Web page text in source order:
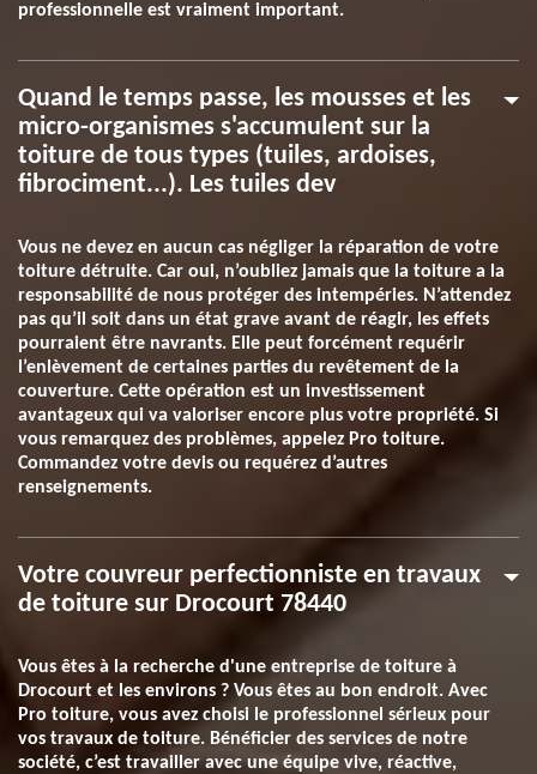
professionnelle est vraiment important.
Quand le temps passe, les mousses et les
micro-organismes s'accumulent sur la
toiture de tous types (tuiles, ardoises,
fibrociment...). Les tuiles dev
Vous ne devez en aucun cas négliger la réparation de votre
toiture détruite. Car oui, n’oubliez jamais que la toiture a la
responsabilité de nous protéger des intempéries. N’attendez
pas qu’il soit dans un état grave avant de réagir, les effets
pourraient être navrants. Elle peut forcément requérir
l’enlèvement de certaines parties du revêtement de la
couverture. Cette opération est un investissement
avantageux qui va valoriser encore plus votre propriété. Si
vous remarquez des problèmes, appelez Pro toiture.
Commandez votre devis ou requérez d’autres
renseignements.
Votre couvreur perfectionniste en travaux
de toiture sur Drocourt 78440
Vous êtes à la recherche d'une entreprise de toiture à
Drocourt et les environs ? Vous êtes au bon endroit. Avec
Pro toiture, vous avez choisi le professionnel sérieux pour
vos travaux de toiture. Bénéficier des services de notre
société, c’est travailler avec une équipe vive, réactive,